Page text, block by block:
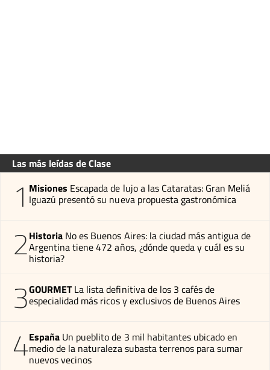
Las más leídas de Clase
1 Misiones Escapada de lujo a las Cataratas: Gran Meliá
Iguazú presentó su nueva propuesta gastronómica
2Historia No es Buenos Aires: la ciudad más antigua de
Argentina tiene 472 años, ¿dónde queda y cuál es su
historia?
3GOURMET La lista definitiva de los 3 cafés de
especialidad más ricos y exclusivos de Buenos Aires
4España Un pueblito de 3 mil habitantes ubicado en
medio de la naturaleza subasta terrenos para sumar
nuevos vecinos